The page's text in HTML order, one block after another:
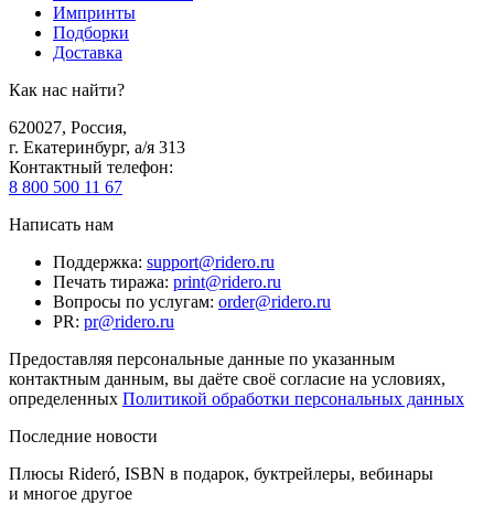
Импринты
Подборки
Доставка
Как нас найти?
620027, Россия,
г. Екатеринбург, а/я 313
Контактный телефон:
8 800 500 11 67
Написать нам
Поддержка: support@ridero.ru
Печать тиража: print@ridero.ru
Вопросы по услугам: order@ridero.ru
PR: pr@ridero.ru
Предоставляя персональные данные по указанным
контактным данным, вы даёте своё согласие на условиях,
определенных Политикой обработки персональных данных
Последние новости
Плюсы Rideró, ISBN в подарок, буктрейлеры, вебинары
и многое другое